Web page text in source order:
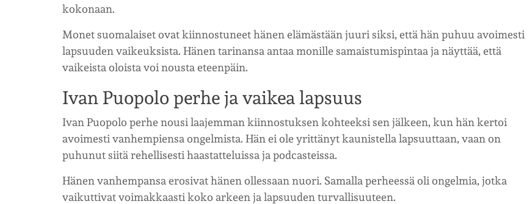
kokonaan.
Monet suomalaiset ovat kiinnostuneet hänen elämästään juuri siksi, että hän puhuu avoimesti
lapsuuden vaikeuksista. Hänen tarinansa antaa monille samaistumispintaa ja näyttää, että
vaikeista oloista voi nousta eteenpäin.
Ivan Puopolo perhe ja vaikea lapsuus
Ivan Puopolo perhe nousi laajemman kiinnostuksen kohteeksi sen jälkeen, kun hän kertoi
avoimesti vanhempiensa ongelmista. Hän ei ole yrittänyt kaunistella lapsuuttaan, vaan on
puhunut siitä rehellisesti haastatteluissa ja podcasteissa.
Hänen vanhempansa erosivat hänen ollessaan nuori. Samalla perheessä oli ongelmia, jotka
vaikuttivat voimakkaasti koko arkeen ja lapsuuden turvallisuuteen.